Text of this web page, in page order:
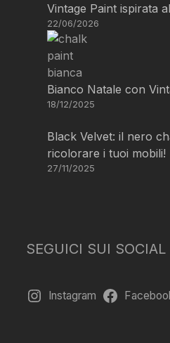
Vintage Paint ispirata
22/06/2026
Bianco Natale con
18/12/2025
Black Velvet: il nero
ricolorare i tuoi mobili!
27/11/2025
SEGUICI SUI SOCIAL
Instagram